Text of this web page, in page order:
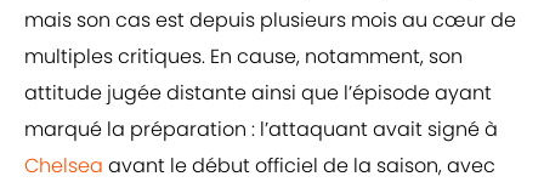
mais son cas est depuis plusieurs mois au cœur de
multiples critiques. En cause, notamment, son
attitude jugée distante ainsi que l’épisode ayant
marqué la préparation : l’attaquant avait signé à
Chelsea avant le début officiel de la saison, avec